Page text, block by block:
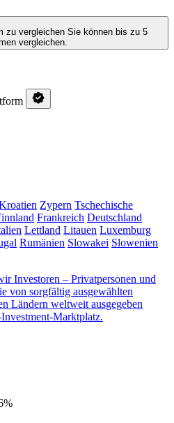
zu vergleichen Sie können bis zu 5
vergleichen.
Zypern Tschechische
Frankreich Deutschland
Lettland Litauen Luxemburg
Rumänien Slowakei Slowenien
Investoren – Privatpersonen und
von sorgfältig ausgewählten
Ländern weltweit ausgegeben
Marktplatz.